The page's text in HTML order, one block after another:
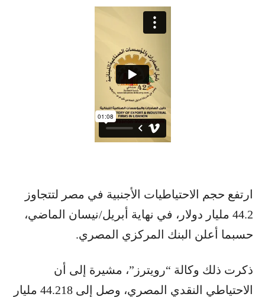
ارتفع حجم الاحتياطيات الأجنبية في مصر لتتجاوز
44.2 مليار دولار، في نهاية أبريل/نيسان الماضي،
حسبما أعلن البنك المركزي المصري.
ذكرت ذلك وكالة “رويترز”، مشيرة إلى أن
الاحتياطي النقدي المصري، وصل إلى 44.218 مليار